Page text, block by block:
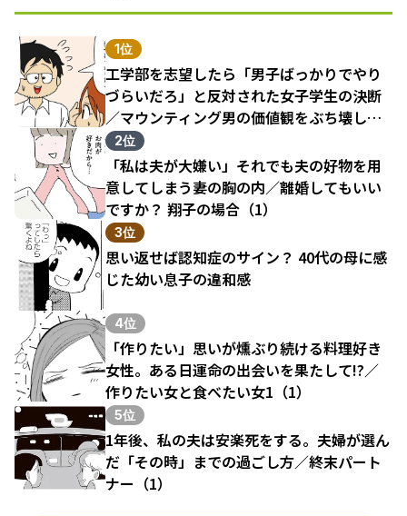
1位
工学部を志望したら「男子ばっかりでやり
づらいだろ」と反対された女子学生の決断
／マウンティング男の価値観をぶち壊した
結果（1）
2位
「私は夫が大嫌い」それでも夫の好物を用
意してしまう妻の胸の内／離婚してもいい
ですか？ 翔子の場合（1）
3位
思い返せば認知症のサイン？ 40代の母に感
じた幼い息子の違和感
4位
「作りたい」思いが燻ぶり続ける料理好き
女性。ある日運命の出会いを果たして!?／
作りたい女と食べたい女1（1）
5位
1年後、私の夫は安楽死をする。夫婦が選ん
だ「その時」までの過ごし方／終末パート
ナー（1）